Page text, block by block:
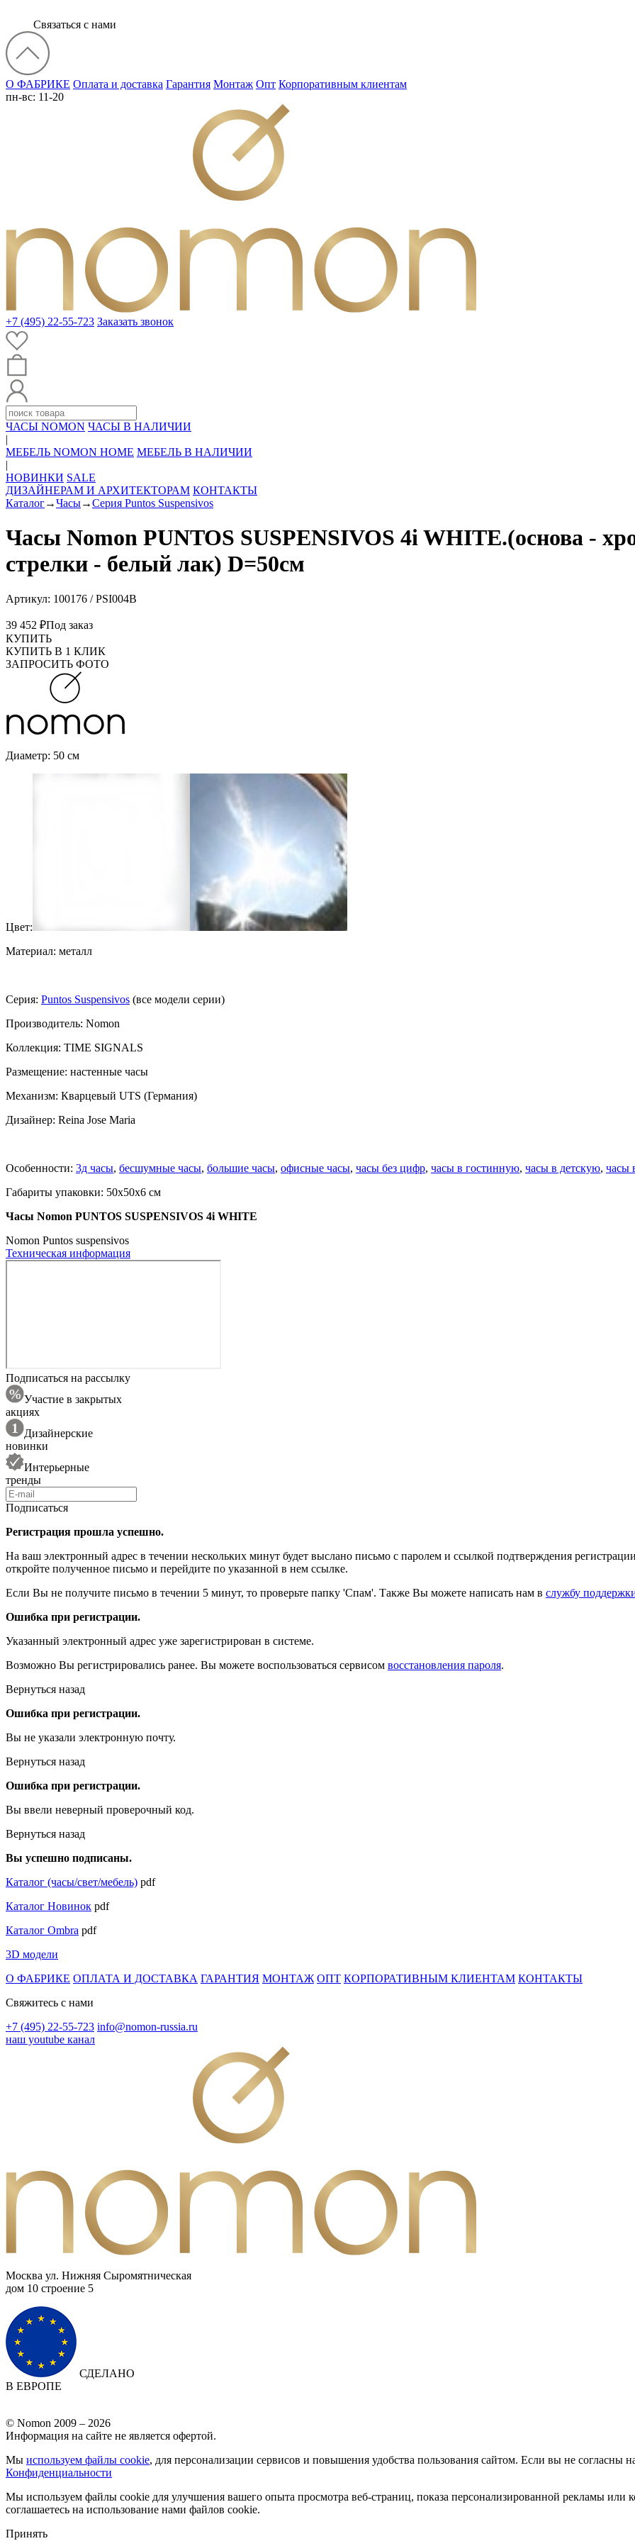
Связаться с нами
О ФАБРИКЕ Оплата и доставка Гарантия Монтаж Опт Корпоративным клиентам
пн-вс: 11-20
+7 (495) 22-55-723 Заказать звонок
ЧАСЫ NOMON ЧАСЫ В НАЛИЧИИ
|
МЕБЕЛЬ NOMON HOME МЕБЕЛЬ В НАЛИЧИИ
|
НОВИНКИ SALE
ДИЗАЙНЕРАМ И АРХИТЕКТОРАМ КОНТАКТЫ
Каталог→Часы→Серия Puntos Suspensivos
Часы Nomon PUNTOS SUSPENSIVOS 4i WHITE.(основа -
стрелки - белый лак) D=50см
Артикул: 100176 / PSI004B
39 452 ₽Под заказ
КУПИТЬ
КУПИТЬ В 1 КЛИК
ЗАПРОСИТЬ ФОТО
Диаметр: 50 см
Цвет:
Материал: металл
Серия: Puntos Suspensivos (все модели серии)
Производитель: Nomon
Коллекция: TIME SIGNALS
Размещение: настенные часы
Механизм: Кварцевый UTS (Германия)
Дизайнер: Reina Jose Maria
Особенности: 3д часы, бесшумные часы, большие часы, офисные часы, часы без цифр, часы в гостинную, часы в детскую, часы
Габариты упаковки: 50x50x6 см
Часы Nomon PUNTOS SUSPENSIVOS 4i WHITE
Nomon Puntos suspensivos
Техническая информация
Подписаться на рассылку
Участие в закрытых
акциях
Дизайнерские
новинки
Интерьерные
тренды
Подписаться
Регистрация прошла успешно.
На ваш электронный адрес в течении нескольких минут будет выслано письмо с паролем и ссылкой подтверждения
откройте полученное письмо и перейдите по указанной в нем ссылке.
Если Вы не получите письмо в течении 5 минут, то проверьте папку 'Спам'. Также Вы можете написать нам в службу
Ошибка при регистрации.
Указанный электронный адрес уже зарегистрирован в системе.
Возможно Вы регистрировались ранее. Вы можете воспользоваться сервисом восстановления пароля.
Вернуться назад
Ошибка при регистрации.
Вы не указали электронную почту.
Вернуться назад
Ошибка при регистрации.
Вы ввели неверный проверочный код.
Вернуться назад
Вы успешно подписаны.
Каталог (часы/свет/мебель) pdf
Каталог Новинок pdf
Каталог Ombra pdf
3D модели
О ФАБРИКЕ ОПЛАТА И ДОСТАВКА ГАРАНТИЯ МОНТАЖ ОПТ КОРПОРАТИВНЫМ КЛИЕНТАМ КОНТАКТЫ
Свяжитесь с нами
+7 (495) 22-55-723 info@nomon-russia.ru
наш youtube канал
Москва ул. Нижняя Сыромятническая
дом 10 cтроение 5
СДЕЛАНО
В ЕВРОПЕ
© Nomon 2009 – 2026
Информация на сайте не является офертой.
Мы используем файлы cookie, для персонализации сервисов и повышения удобства пользования сайтом. Если вы не согласны
Конфиденциальности
Мы используем файлы cookie для улучшения вашего опыта просмотра веб-страниц, показа персонализированной рекламы
соглашаетесь на использование нами файлов cookie.
Принять